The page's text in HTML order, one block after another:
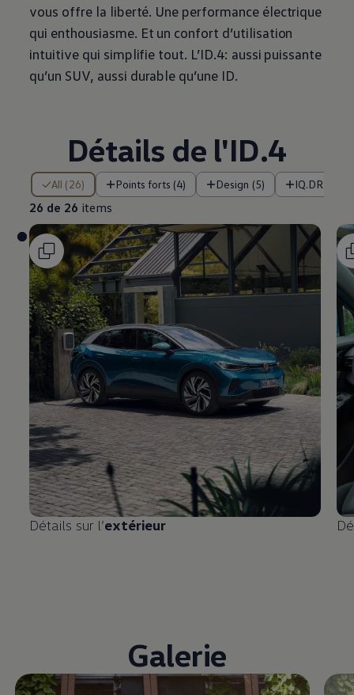
vous offre la liberté. Une performance électrique
qui enthousiasme. Et un confort d’utilisation
intuitive qui simplifie tout. L’ID.4: aussi puissante
qu’un SUV, aussi durable qu’une ID.
Détails de l'ID.4
All (26) Points forts (4) Design (5) IQ.DRIVE
26 de 26 items
26 de 26 items
Détails sur l’extérieur
Galerie
Enable fullscreen mode